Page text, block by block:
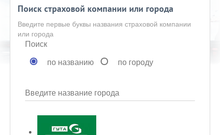
Поиск страховой компании или города
Введите первые буквы названия страховой компании
или города
Поиск
по названию
по городу
Введите название города